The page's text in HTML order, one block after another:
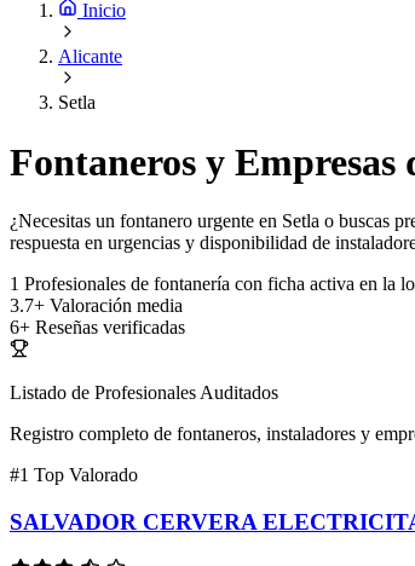
Inicio
Alicante
Setla
Fontaneros y Empresas
¿Necesitas un fontanero urgente en Setla o buscas
respuesta en urgencias y disponibilidad de
1 Profesionales de fontanería con ficha activa en la
3.7+ Valoración media
6+ Reseñas verificadas
Listado de Profesionales Auditados
Registro completo de fontaneros, instaladores y
#1 Top Valorado
SALVADOR CERVERA